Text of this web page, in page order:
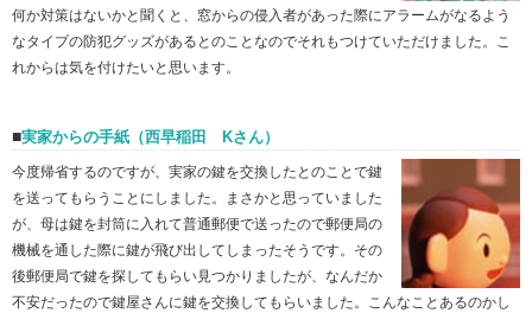
何か対策はないかと聞くと、窓からの侵入者があった際にアラームがなるよう
なタイプの防犯グッズがあるとのことなのでそれもつけていただけました。こ
れからは気を付けたいと思います。
実家からの手紙（西早稲田 Kさん）
今度帰省するのですが、実家の鍵を交換したとのことで鍵
を送ってもらうことにしました。まさかと思っていました
が、母は鍵を封筒に入れて普通郵便で送ったので郵便局の
機械を通した際に鍵が飛び出してしまったそうです。その
後郵便局で鍵を探してもらい見つかりましたが、なんだか
不安だったので鍵屋さんに鍵を交換してもらいました。こんなことあるのかし